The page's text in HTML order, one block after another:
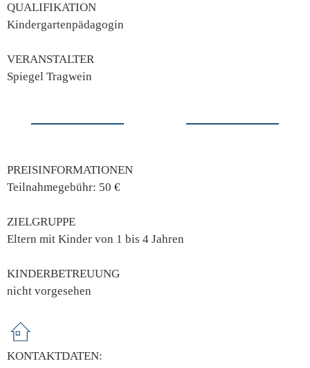
QUALIFIKATION
Kindergartenpädagogin
VERANSTALTER
Spiegel Tragwein
PREISINFORMATIONEN
Teilnahmegebühr: 50 €
ZIELGRUPPE
Eltern mit Kinder von 1 bis 4 Jahren
KINDERBETREUUNG
nicht vorgesehen
KONTAKTDATEN: